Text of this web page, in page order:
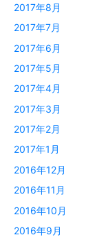
2017年8月
2017年7月
2017年6月
2017年5月
2017年4月
2017年3月
2017年2月
2017年1月
2016年12月
2016年11月
2016年10月
2016年9月